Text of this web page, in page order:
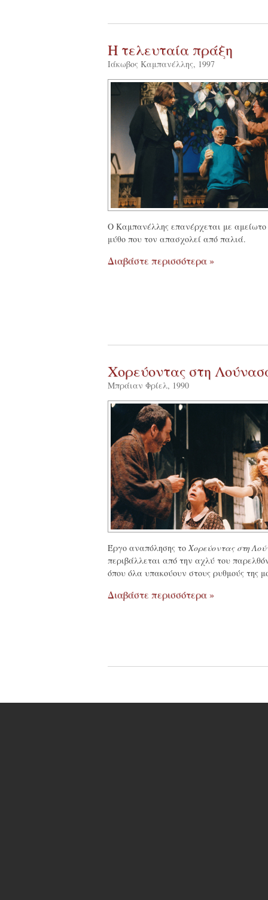
Η τελευταία πράξη
Ιάκωβος Καμπανέλλης, 1997
Ο Καμπανέλλης επανέρχεται με αμείωτο
μύθο που τον απασχολεί από παλιά.
Διαβάστε περισσότερα »
Χορεύοντας στη
Μπράιαν Φρίελ, 1990
Έργο αναπόλησης το Χορεύοντας στη
περιβάλλεται από την αχλύ του
όπου όλα υπακούουν στους ρυθμούς της
Διαβάστε περισσότερα »